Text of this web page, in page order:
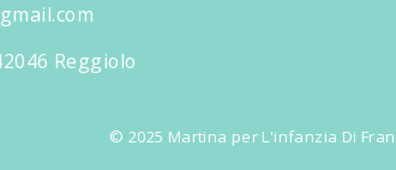
Reggiolo
© 2025 Martina per L'infanzia Di